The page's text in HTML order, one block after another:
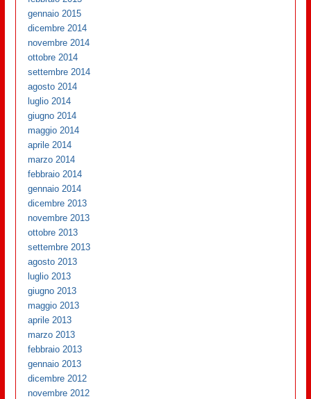
gennaio 2015
dicembre 2014
novembre 2014
ottobre 2014
settembre 2014
agosto 2014
luglio 2014
giugno 2014
maggio 2014
aprile 2014
marzo 2014
febbraio 2014
gennaio 2014
dicembre 2013
novembre 2013
ottobre 2013
settembre 2013
agosto 2013
luglio 2013
giugno 2013
maggio 2013
aprile 2013
marzo 2013
febbraio 2013
gennaio 2013
dicembre 2012
novembre 2012